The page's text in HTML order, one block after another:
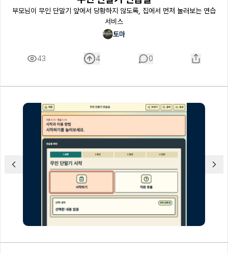
부모님이 무인 단말기 앞에서 당황하지 않도록, 집에서 먼저 눌러보는 연습
서비스
토마
43 4 0